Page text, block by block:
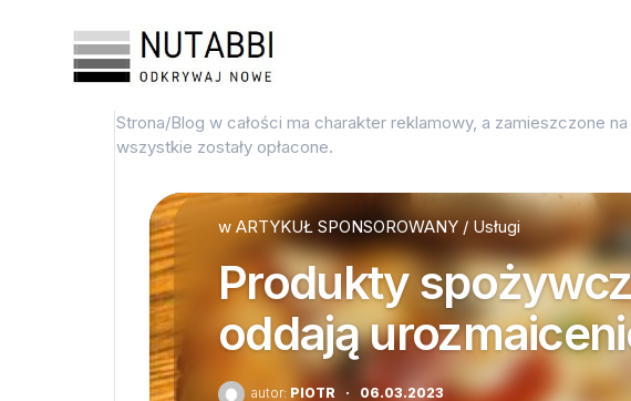
Strona/Blog w całości ma charakter reklamowy, a zamieszczone
wszystkie zostały opłacone.
w ARTYKUŁ SPONSOROWANY / Usługi
Produkty
oddają
autor: PIOTR · 06.03.2023